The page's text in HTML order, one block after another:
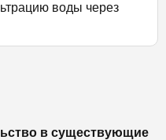
воды через
в существующие